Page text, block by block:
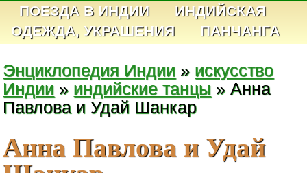
ПОЕЗДА В ИНДИИ
ИНДИЙСКАЯ
ОДЕЖДА, УКРАШЕНИЯ
ПАНЧАНГА
Энциклопедия Индии » искусство
Индии » индийские танцы » Анна
Павлова и Удай Шанкар
Анна Павлова и Удай